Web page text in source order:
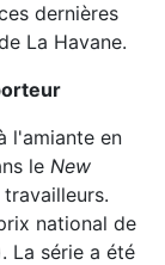
dernières
La Havane.
l'amiante en
le New
national de
La série a été